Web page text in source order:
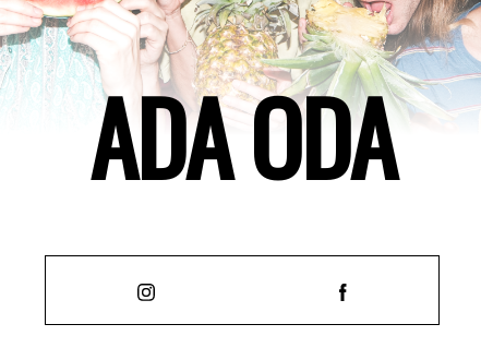
ADA ODA